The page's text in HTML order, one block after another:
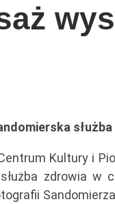
Kultury i
służba zdrowia w